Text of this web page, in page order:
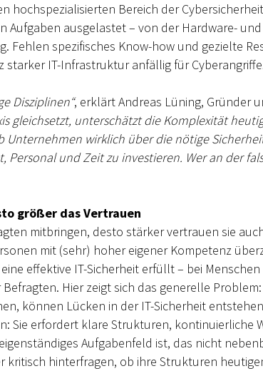
hochspezialisierten Bereich der
Aufgaben ausgelastet – von der Hardware- und
Fehlen spezifisches Know-how und gezielte
starker IT-Infrastruktur anfällig für
Disziplinen“, erklärt Andreas Lüning, Gründer
gleichsetzt, unterschätzt die Komplexität
Unternehmen wirklich über die nötige
und Zeit zu investieren. Wer an der
größer das Vertrauen
mitbringen, desto stärker vertrauen sie
mit (sehr) hoher eigener Kompetenz
effektive IT-Sicherheit erfüllt – bei
Hier zeigt sich das generelle
können Lücken in der IT-Sicherheit
Sie erfordert klare Strukturen, kontinuierliche
Aufgabenfeld ist, das nicht
hinterfragen, ob ihre Strukturen